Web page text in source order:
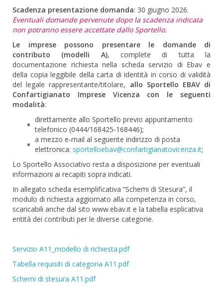
Scadenza presentazione domanda: 30 giugno 2026.
Eventuali domande pervenute dopo la scadenza indicata
non potranno essere accettate dallo Sportello.
Le imprese possono presentare le domande di
contributo (modelli A), complete di tutta la
documentazione richiesta nella scheda servizio di Ebav e
della copia leggibile della carta di identità in corso di validità
del legale rappresentante/titolare, allo Sportello EBAV di
Confartigianato Imprese Vicenza con le seguenti
modalità:
direttamente allo Sportello previo appuntamento
telefonico (0444/168425-168446);
a mezzo e-mail al seguente indirizzo di posta
elettronica: sportelloebav@confartigianatovicenza.it;
Lo Sportello Associativo resta a disposizione per eventuali
informazioni ai recapiti sopra indicati.
In allegato scheda esemplificativa “Schemi di Stesura”, il
modulo di richiesta aggiornato alla competenza in corso,
scaricabili anche dal sito www.ebav.it e la tabella esplicativa
entità dei contributi per le diverse categorie.
Servizio A11_modello di richiesta.pdf
Tabella requisiti di categoria A11.pdf
Schemi di stesura A11.pdf